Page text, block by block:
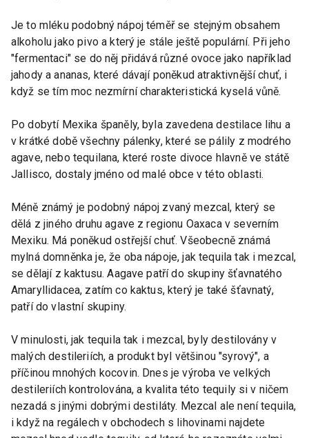
Je to mléku podobný nápoj téměř se stejným obsahem
alkoholu jako pivo a který je stále ještě populární. Při jeho
"fermentaci" se do něj přidává různé ovoce jako například
jahody a ananas, které dávají poněkud atraktivnější chuť, i
když se tím moc nezmírní charakteristická kyselá vůně.
Po dobytí Mexika španěly, byla zavedena destilace lihu a
v krátké době všechny pálenky, které se pálily z modrého
agave, nebo tequilana, které roste divoce hlavně ve státě
Jallisco, dostaly jméno od malé obce v této oblasti.
Méně známý je podobný nápoj zvaný mezcal, který se
dělá z jiného druhu agave z regionu Oaxaca v severním
Mexiku. Má poněkud ostřejší chuť. Všeobecně známá
mylná domněnka je, že oba nápoje, jak tequila tak i mezcal,
se dělají z kaktusu. Aagave patří do skupiny šťavnatého
Amaryllidacea, zatím co kaktus, který je také šťavnatý,
patří do vlastní skupiny.
V minulosti, jak tequila tak i mezcal, byly destilovány v
malých destileriích, a produkt byl většinou "syrový", a
příčinou mnohých kocovin. Dnes je výroba ve velkých
destileriích kontrolována, a kvalita této tequily si v ničem
nezadá s jinými dobrými destiláty. Mezcal ale není tequila,
i když na regálech v obchodech s lihovinami najdete